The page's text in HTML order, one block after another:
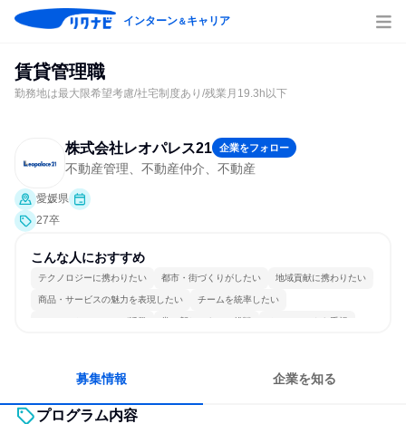
インターン＆キャリア
賃貸管理職
勤務地は最大限希望考慮/社宅制度あり/残業月19.3h以下
株式会社レオパレス21 企業をフォロー
不動産管理、不動産仲介、不動産
愛媛県
27卒
こんな人におすすめ
テクノロジーに携わりたい 都市・街づくりがしたい 地域貢献に携わりたい
商品・サービスの魅力を表現したい チームを統率したい
コミュニケーションが活発 常に新しいものに挑戦 チームワークを重視
募集情報 企業を知る
プログラム内容